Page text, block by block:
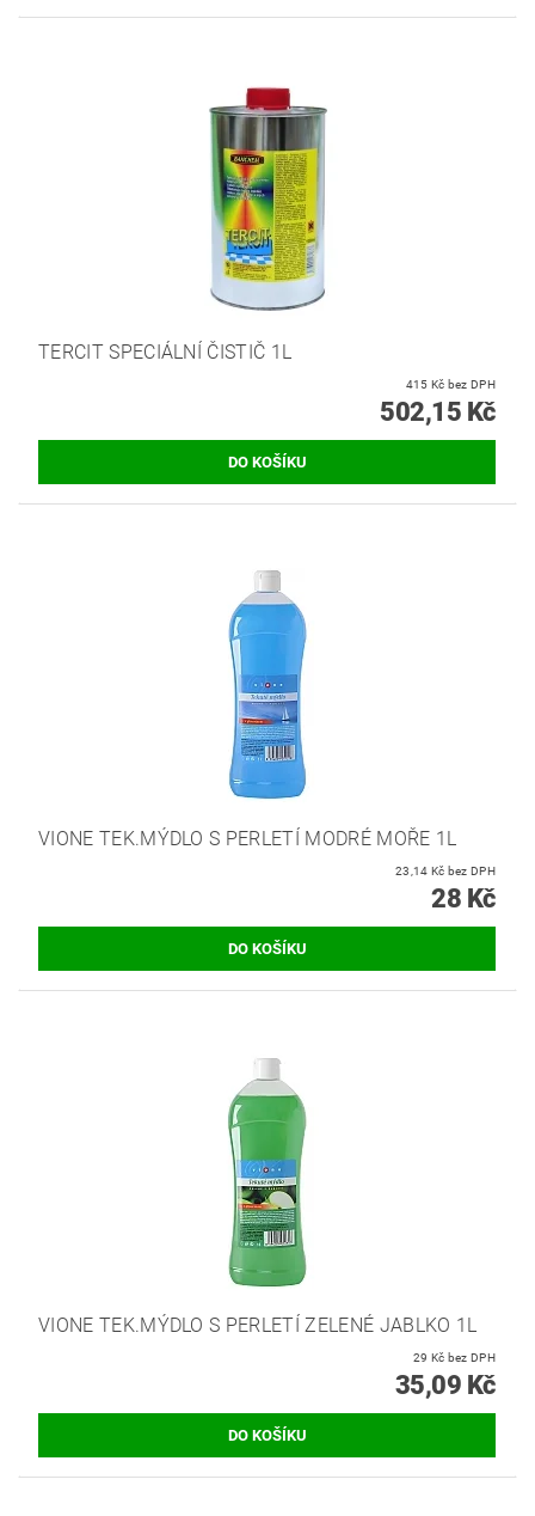
TERCIT SPECIÁLNÍ ČISTIČ 1L
415 Kč bez DPH
502,15 Kč
VIONE TEK.MÝDLO S PERLETÍ MODRÉ MOŘE 1L
23,14 Kč bez DPH
28 Kč
VIONE TEK.MÝDLO S PERLETÍ ZELENÉ JABLKO 1L
29 Kč bez DPH
35,09 Kč